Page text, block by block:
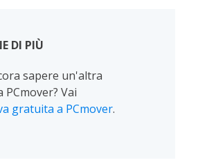
DI PIÙ
sapere un'altra
Vai
gratuita a PCmover.